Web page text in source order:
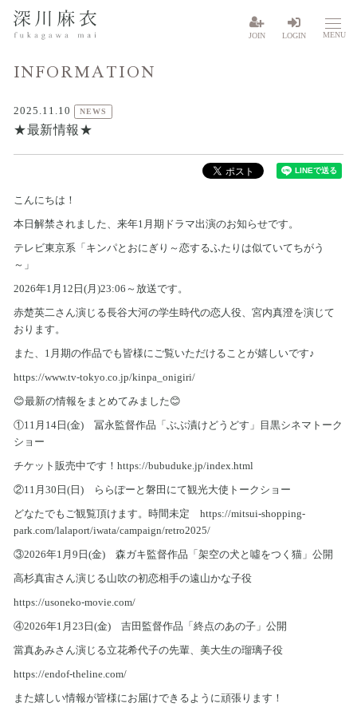
JOIN LOGIN MENU
INFORMATION
2025.11.10 NEWS
★最新情報★
こんにちは！
本日解禁されました、来年1月期ドラマ出演のお知らせです。
テレビ東京系「キンパとおにぎり～恋するふたりは似ていてちがう
～」
2026年1月12日(月)23:06～放送です。
赤楚英二さん演じる長谷大河の学生時代の恋人役、宮内真澄を演じて
おります。
また、1月期の作品でも皆様にご覧いただけることが嬉しいです♪
https://www.tv-tokyo.co.jp/kinpa_onigiri/
😊最新の情報をまとめてみました😊
①11月14日(金) 冨永監督作品「ぶぶ漬けどうどす」目黒シネマトーク
ショー
チケット販売中です！https://bubuduke.jp/index.html
②11月30日(日) ららぽーと磐田にて観光大使トークショー
どなたでもご観覧頂けます。時間未定 https://mitsui-shopping-
park.com/lalaport/iwata/campaign/retro2025/
③2026年1月9日(金) 森ガキ監督作品「架空の犬と噓をつく猫」公開
高杉真宙さん演じる山吹の初恋相手の遠山かな子役
https://usoneko-movie.com/
④2026年1月23日(金) 吉田監督作品「終点のあの子」公開
當真あみさん演じる立花希代子の先輩、美大生の瑠璃子役
https://endof-theline.com/
また嬉しい情報が皆様にお届けできるように頑張ります！